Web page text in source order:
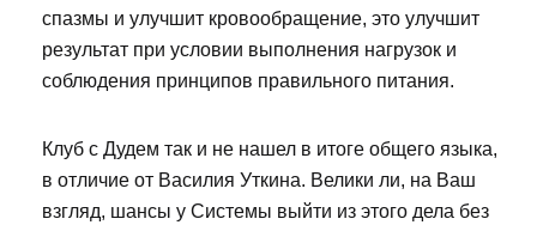
спазмы и улучшит кровообращение, это улучшит
результат при условии выполнения нагрузок и
соблюдения принципов правильного питания.
Клуб с Дудем так и не нашел в итоге общего языка,
в отличие от Василия Уткина. Велики ли, на Ваш
взгляд, шансы у Системы выйти из этого дела без